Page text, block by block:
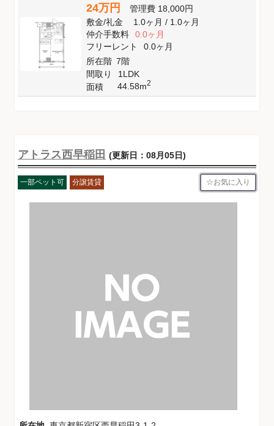
24万円 管理費 18,000円
敷金/礼金 1.0ヶ月/ 1.0ヶ月
仲介手数料
0.0ヶ月
フリーレント
0.0ヶ月
所在階 7階
間取り
1LDK
面積
44.58m2
アトラス西早稲田 (更新日：08月05日)
一部ペット可 分譲賃貸 お気に入り